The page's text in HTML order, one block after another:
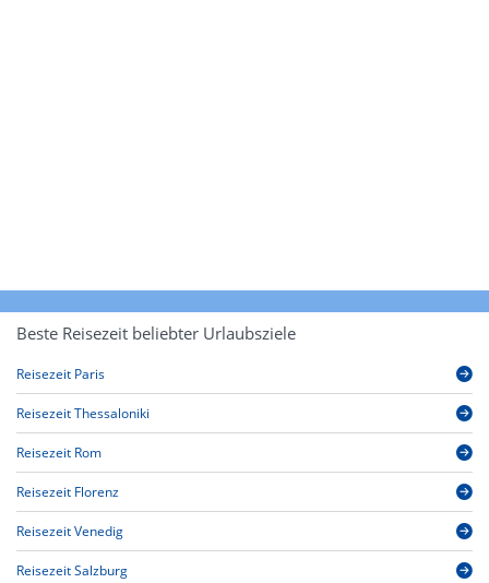
Beste Reisezeit beliebter Urlaubsziele
Reisezeit Paris
Reisezeit Thessaloniki
Reisezeit Rom
Reisezeit Florenz
Reisezeit Venedig
Reisezeit Salzburg